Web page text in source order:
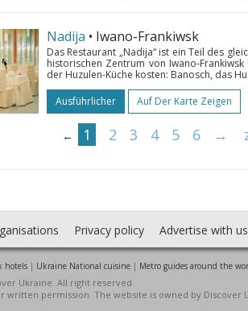
Nadija • Iwano-Frankiwsk
Das Restaurant „Nadija“ ist ein Teil des
historischen Zentrum von Iwano-
der Huzulen-Küche kosten: Banosch, das
Ausführlicher
Auf Der Karte Zeigen
← 1 2 3 4 5 6 →
Privacy policy Advertise with us
hotels| Ukraine National cuisine| Metro guides around the
Ukraine. All right reserved.
permission. The website is owned by Discover